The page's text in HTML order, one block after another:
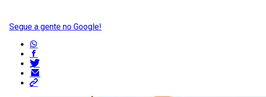
Segue a gente no Google!